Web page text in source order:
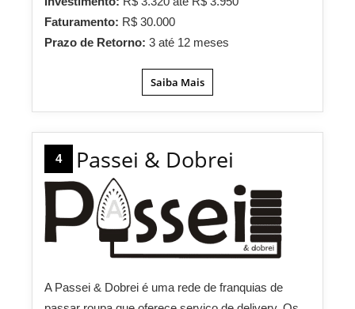
Faturamento: R$ 30.000
Prazo de Retorno: 3 até 12 meses
Saiba Mais
4 Passei & Dobrei
A Passei & Dobrei é uma rede de franquias de